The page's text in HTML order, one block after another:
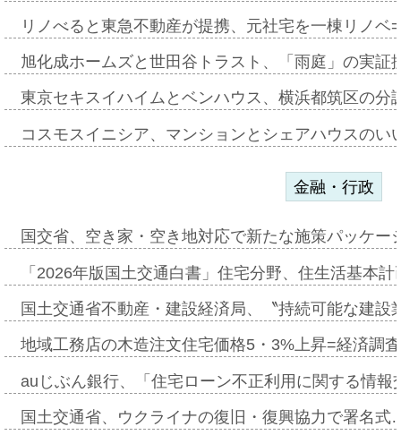
リノべると東急不動産が提携、元社宅を一棟リノ
旭化成ホームズと世田谷トラスト、「雨庭」の実
東京セキスイハイムとベンハウス、横浜都筑区の
コスモスイニシア、マンションとシェアハウスの
金融・行政
国交省、空き家・空き地対応で新たな施策パッケ
「2026年版国土交通白書」住宅分野、住生活基本
国土交通省不動産・建設経済局、〝持続可能な建
地域工務店の木造注文住宅価格5・3%上昇=経済調
auじぶん銀行、「住宅ローン不正利用に関する情
国土交通省、ウクライナの復旧・復興協力で署名